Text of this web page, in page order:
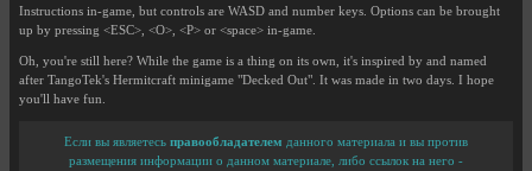
Instructions in-game, but controls are WASD and number keys. Options can be brought
up by pressing <ESC>, <O>, <P> or <space> in-game.
Oh, you're still here? While the game is a thing on its own, it's inspired by and named
after TangoTek's Hermitcraft minigame "Decked Out". It was made in two days. I hope
you'll have fun.
Если вы являетесь правообладателем данного материала и вы против
размещения информации о данном материале, либо ссылок на него -